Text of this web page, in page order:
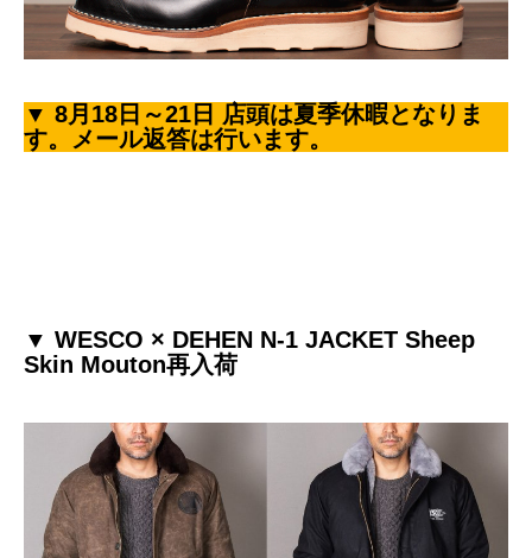
▼ 8月18日～21日 店頭は夏季休暇となりま
す。メール返答は行います。
▼ WESCO × DEHEN N-1 JACKET Sheep
Skin Mouton再入荷